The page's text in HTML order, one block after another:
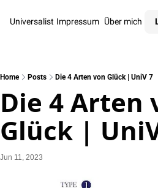
Universalist Impressum Über mich
Home Posts Die 4 Arten von Glück | UniV 7
Die 4 Arten
Glück |
Jun 11, 2023